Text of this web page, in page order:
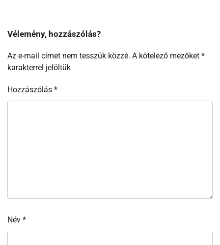
Vélemény, hozzászólás?
Az e-mail címet nem tesszük közzé. A kötelező mezőket *
karakterrel jelöltük
Hozzászólás *
Név *